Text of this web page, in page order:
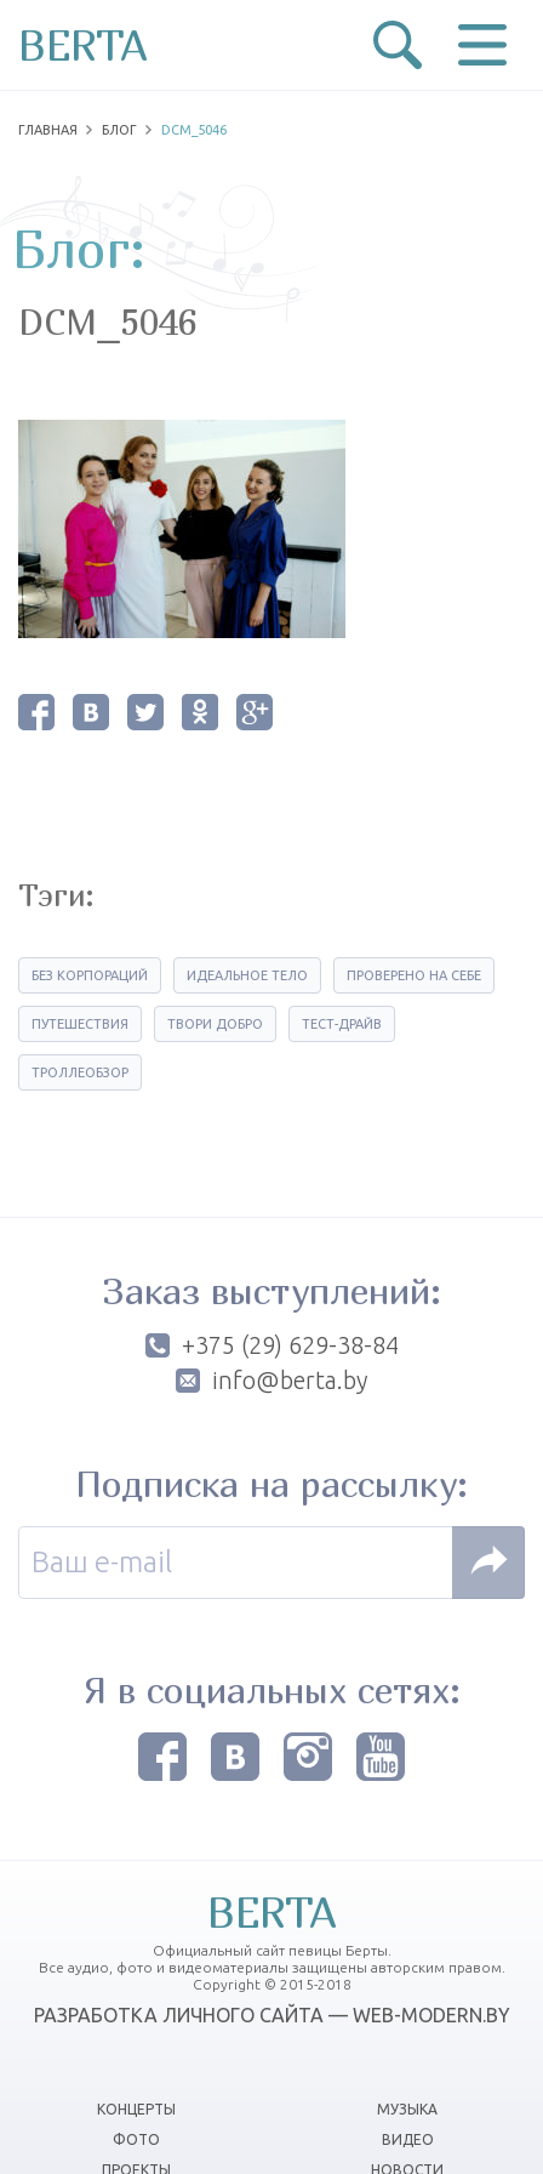
BERTA
ГЛАВНАЯ БЛОГ DCM_5046
Блог:
DCM_5046
Тэги:
БЕЗ КОРПОРАЦИЙ ИДЕАЛЬНОЕ ТЕЛО ПРОВЕРЕНО НА СЕБЕ
ПУТЕШЕСТВИЯ ТВОРИ ДОБРО ТЕСТ-ДРАЙВ
ТРОЛЛЕОБЗОР
Заказ выступлений:
+375 (29) 629-38-84
info@berta.by
Подписка на рассылку:
Я в социальных сетях:
BERTA
Официальный сайт певицы Берты.
Все аудио, фото и видеоматериалы защищены авторским правом.
Copyright © 2015-2018
РАЗРАБОТКА ЛИЧНОГО САЙТА — WEB-MODERN.BY
КОНЦЕРТЫ
ФОТО
ПРОЕКТЫ
МУЗЫКА
ВИДЕО
НОВОСТИ